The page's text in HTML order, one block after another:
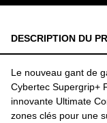
DESCRIPTION DU
Le nouveau gant de
Cybertec Supergrip+
innovante Ultimate
zones clés pour une